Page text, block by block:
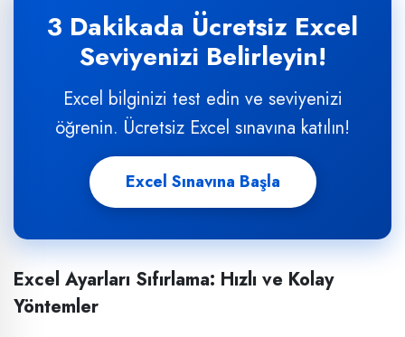
3 Dakikada Ücretsiz Excel
Seviyenizi Belirleyin!
Excel bilginizi test edin ve seviyenizi
öğrenin. Ücretsiz Excel sınavına katılın!
Excel Sınavına Başla
Excel Ayarları Sıfırlama: Hızlı ve Kolay
Yöntemler